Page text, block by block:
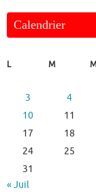
Calendrier
L
M M
3
4
10
11
17
18
24
25
31
« Juil